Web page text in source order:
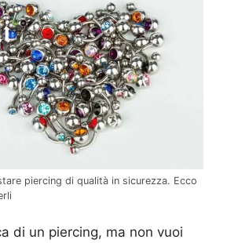
piercing di qualità in sicurezza. Ecco
di un piercing, ma non vuoi